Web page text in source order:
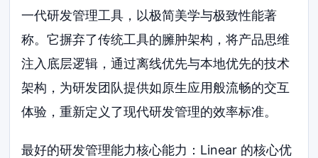
一代研发管理工具，以极简美学与极致性能著
称。它摒弃了传统工具的臃肿架构，将产品思维
注入底层逻辑，通过离线优先与本地优先的技术
架构，为研发团队提供如原生应用般流畅的交互
体验，重新定义了现代研发管理的效率标准。
最好的研发管理能力核心能力：Linear 的核心优